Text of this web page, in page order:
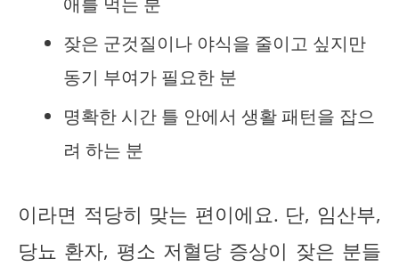
잦은 군것질이나 야식을 줄이고 싶지만
동기 부여가 필요한 분
명확한 시간 틀 안에서 생활 패턴을 잡으
려 하는 분
이라면 적당히 맞는 편이에요. 단, 임산부,
당뇨 환자, 평소 저혈당 증상이 잦은 분들